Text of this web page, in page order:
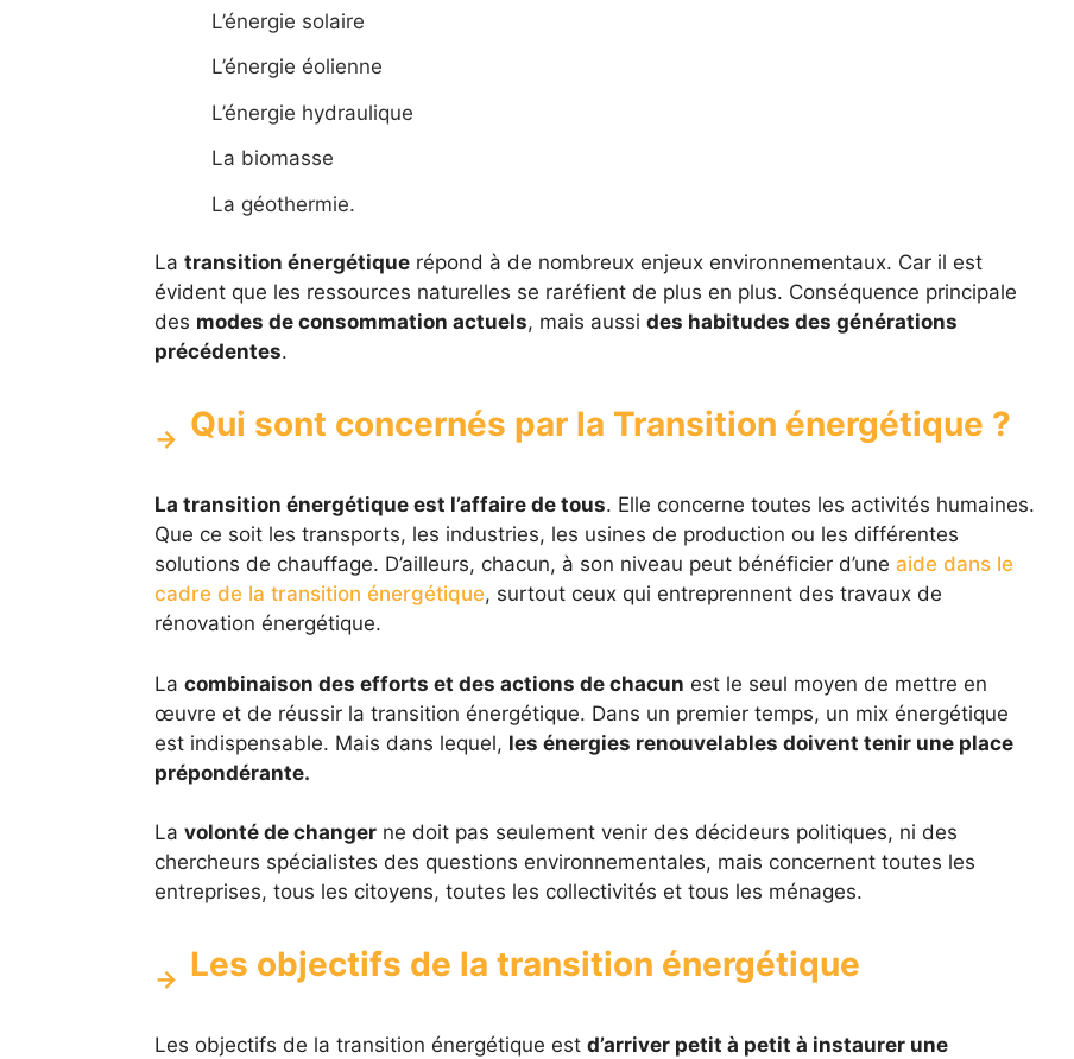
L’énergie solaire
L’énergie éolienne
L’énergie hydraulique
La biomasse
La géothermie.
La transition énergétiquerépond à de nombreux enjeux environnementaux. Car il est
évident que les ressources naturelles se raréfient de plus en plus. Conséquence principale
des modes de consommation actuels, mais aussi des habitudes des générations
précédentes.
Qui sont concernés par la Transition énergétique ?
La transition énergétique est l’affaire de tous. Elle concerne toutes les activités humaines.
Que ce soit les transports, les industries, les usines de production ou les différentes
solutions de chauffage. D’ailleurs, chacun, à son niveau peut bénéficier d’une aide dans le
cadre de la transition énergétique, surtout ceux qui entreprennent des travaux de
rénovation énergétique.
La combinaison des efforts et des actions de chacun est le seul moyen de mettre en
œuvre et de réussir la transition énergétique. Dans un premier temps, un mix énergétique
est indispensable. Mais dans lequel, les énergies renouvelables doivent tenir une place
prépondérante.
La volonté de changerne doit pas seulement venir des décideurs politiques, ni des
chercheurs spécialistes des questions environnementales, mais concernent toutes les
entreprises, tous les citoyens, toutes les collectivités et tous les ménages.
Les objectifs de la transition énergétique
Les objectifs de la transition énergétique est d’arriver petit à petit à instaurer une